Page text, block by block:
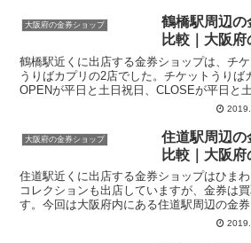
大阪府の金券ショップ
鶴橋駅周辺の
比較｜大阪
鶴橋駅近くに出店する金券ショップは、チ
うりばカプリの2店でした。チケットうりば
OPENが平日と土日祝日、CLOSEが平日と
ているため、若干複雑になっています。で
す。紹介はグーグル検索「鶴橋駅 金券ショ
った順番になっています。
大阪府の金券ショップ
住道駅周辺の
比較｜大阪
住道駅近くに出店する金券ショップはひま
コレクションも出店していますが、金券は
す。今回は大阪府内にある住道駅周辺の金
す。紹介はグーグル検索「住道駅 金券シ